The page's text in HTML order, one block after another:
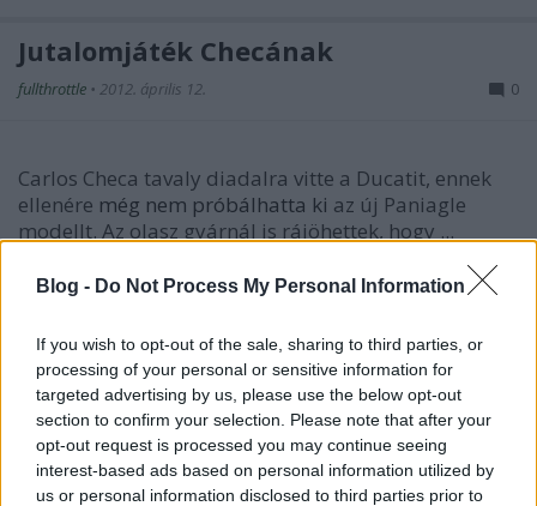
Blog - Do Not Process My Personal Information
If you wish to opt-out of the sale, sharing to third parties, or
processing of your personal or sensitive information for
targeted advertising by us, please use the below opt-out
section to confirm your selection. Please note that after your
opt-out request is processed you may continue seeing
interest-based ads based on personal information utilized by
us or personal information disclosed to third parties prior to
Jutalomjáték Checának
fullthrottle • 2012. április 12. 0
Carlos Checa tavaly diadalra vitte a Ducatit, ennek
ellenére még nem próbálhatta ki az új Paniagle
modellt. Az olasz gyárnál is rájöhettek, hogy ...
Nap képe: kicsi vagyok én
fullthrottle • 2012. április 12.
Új szerepet kapott a meglévő mellettLoris Capirossi
. A versenyzéstőltavaly visszavonultolasz motorost
korábban már megválasztották a MotoGP...